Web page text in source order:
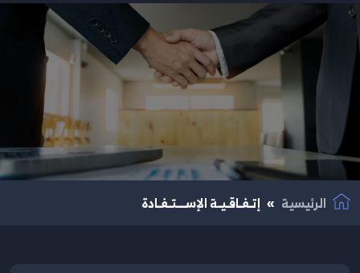
انتقال إلى المحتوى الرئيسي
الرئيسية إتـفـاقـيـة الإســـتـفـادة